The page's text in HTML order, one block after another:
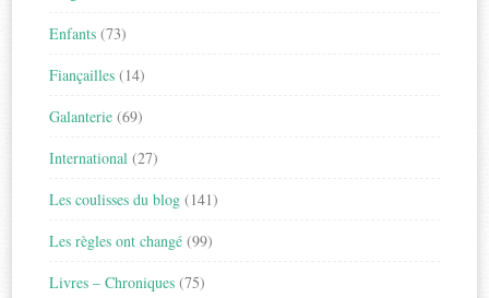
Enfants (73)
Fiançailles (14)
Galanterie (69)
International (27)
Les coulisses du blog (141)
Les règles ont changé (99)
Livres – Chroniques (75)